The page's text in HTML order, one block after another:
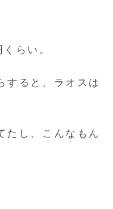
らい。
すると、ラオスは
たし、こんなもん